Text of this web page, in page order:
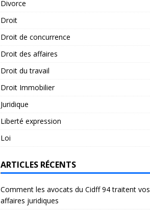
Divorce
Droit
Droit de concurrence
Droit des affaires
Droit du travail
Droit Immobilier
Juridique
Liberté expression
Loi
ARTICLES RÉCENTS
Comment les avocats du Cidff 94 traitent vos
affaires juridiques